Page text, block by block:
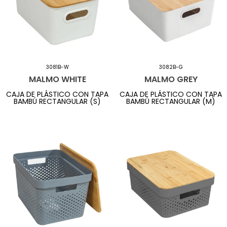
3081B-W
MALMO WHITE
CAJA DE PLÁSTICO CON TAPA
BAMBÚ RECTANGULAR (S)
3082B-G
MALMO GREY
CAJA DE PLÁSTICO CON TAPA
BAMBÚ RECTANGULAR (M)